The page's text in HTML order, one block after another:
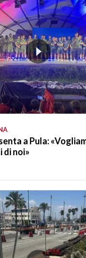
a Pula:
di noi»